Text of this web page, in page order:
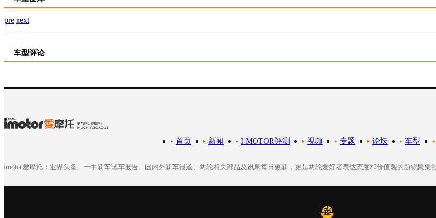
pre next
车型评论
车型
论坛
专题
视频
I-MOTOR评测
新闻
首页
imotor爱摩托：业界头条、一手新车试车报告、国内外新车报道、两轮相关部品及讯息每日更新，更是两轮爱好者表达态度和价值观的新锐聚集社